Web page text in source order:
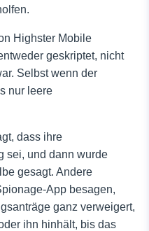
Highster Mobile
geskriptet, nicht
Selbst wenn der
nur leere
dass ihre
sei, und dann wurde
gesagt. Andere
App besagen,
ganz verweigert,
ihn hinhält, bis das